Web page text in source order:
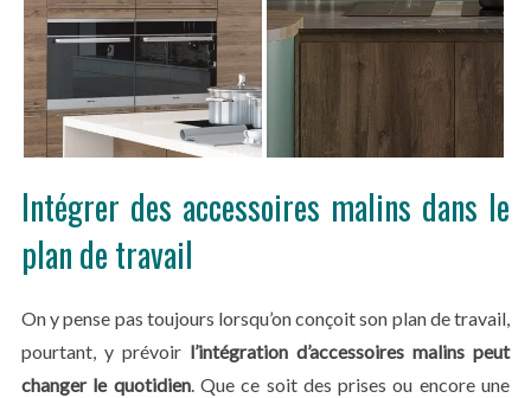
Intégrer des accessoires malins dans le
plan de travail
On y pense pas toujours lorsqu’on conçoit son plan de travail,
pourtant, y prévoirl’intégration d’accessoires malins peut
changer le quotidien. Que ce soit des prises ou encore une